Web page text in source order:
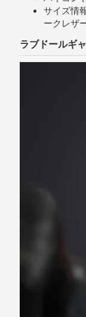
サイズ情
ークレザ
ラブドールギ